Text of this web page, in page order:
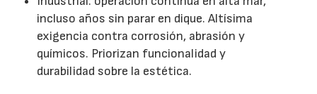
incluso años sin parar en dique. Altísima
exigencia contra corrosión, abrasión y
químicos. Priorizan funcionalidad y
durabilidad sobre la estética.